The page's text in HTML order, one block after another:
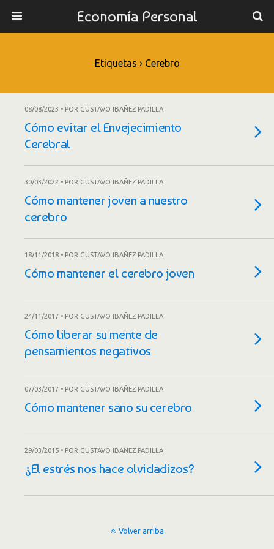
Economía Personal
Etiquetas › Cerebro
08/08/2023 • POR GUSTAVO IBAÑEZ PADILLA
Cómo evitar el Envejecimiento
Cerebral
30/03/2022 • POR GUSTAVO IBAÑEZ PADILLA
Cómo mantener joven a nuestro
cerebro
18/11/2018 • POR GUSTAVO IBAÑEZ PADILLA
Cómo mantener el cerebro joven
24/11/2017 • POR GUSTAVO IBAÑEZ PADILLA
Cómo liberar su mente de
pensamientos negativos
07/03/2017 • POR GUSTAVO IBAÑEZ PADILLA
Cómo mantener sano su cerebro
29/03/2015 • POR GUSTAVO IBAÑEZ PADILLA
¿El estrés nos hace olvidadizos?
Volver arriba